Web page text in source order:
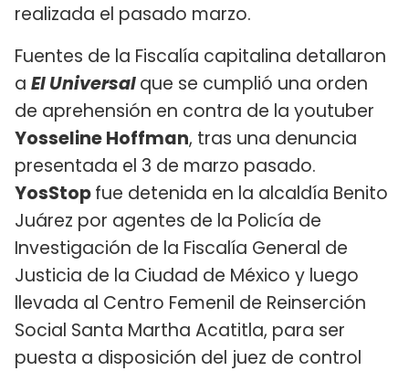
realizada el pasado marzo.
Fuentes de la Fiscalía capitalina detallaron
a El Universalque se cumplió una orden
de aprehensión en contra de la youtuber
Yosseline Hoffman, tras una denuncia
presentada el 3 de marzo pasado.
YosStopfue detenida en la alcaldía Benito
Juárez por agentes de la Policía de
Investigación de la Fiscalía General de
Justicia de la Ciudad de México y luego
llevada al Centro Femenil de Reinserción
Social Santa Martha Acatitla, para ser
puesta a disposición del juez de control